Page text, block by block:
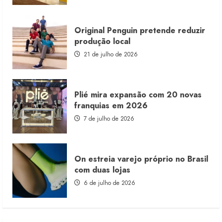
Original Penguin pretende reduzir
produção local
21 de julho de 2026
Plié mira expansão com 20 novas
franquias em 2026
7 de julho de 2026
On estreia varejo próprio no Brasil
com duas lojas
6 de julho de 2026